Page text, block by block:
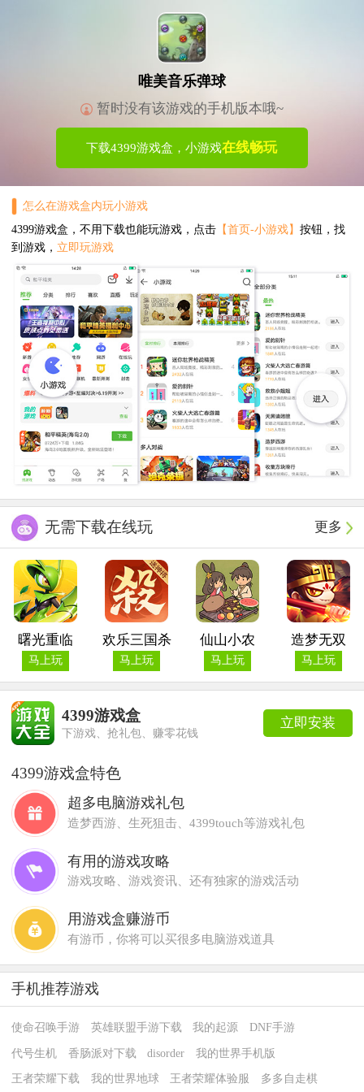
唯美音乐弹球
暂时没有该游戏的手机版本哦~
下载4399游戏盒，小游戏在线畅玩
怎么在游戏盒内玩小游戏
4399游戏盒，不用下载也能玩游戏，点击【首页-小游戏】 按钮，找
到游戏， 立即玩游戏
更多
无需下载在线玩
曙光重临
马上玩
欢乐三国杀
马上玩
仙山小农
马上玩
造梦无双
马上玩
立即安装
4399游戏盒
下游戏、抢礼包、赚零花钱
4399游戏盒特色
超多电脑游戏礼包
造梦西游、生死狙击、4399touch等游戏礼包
有用的游戏攻略
游戏攻略、游戏资讯、还有独家的游戏活动
用游戏盒赚游币
有游币，你将可以买很多电脑游戏道具
手机推荐游戏
使命召唤手游 英雄联盟手游下载 我的起源 DNF手游
代号生机 香肠派对下载 disorder 我的世界手机版
王者荣耀下载 我的世界地球 王者荣耀体验服 多多自走棋